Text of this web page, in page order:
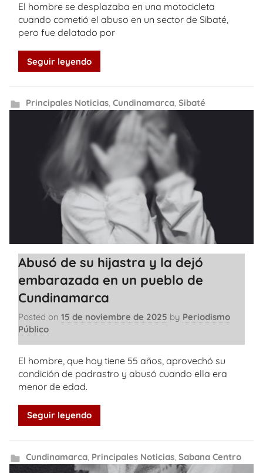
El hombre se desplazaba en una motocicleta
cuando cometió el abuso en un sector de Sibaté,
pero fue delatado por
Seguir leyendo
Principales Noticias, Cundinamarca, Sibaté
Abusó de su hijastra y la dejó
embarazada en un pueblo de
Cundinamarca
Posted on 15 de noviembre de 2025 by Periodismo
Público
El hombre, que hoy tiene 55 años, aprovechó su
condición de padrastro y abusó cuando ella era
menor de edad.
Seguir leyendo
Cundinamarca, Principales Noticias, Sabana Centro